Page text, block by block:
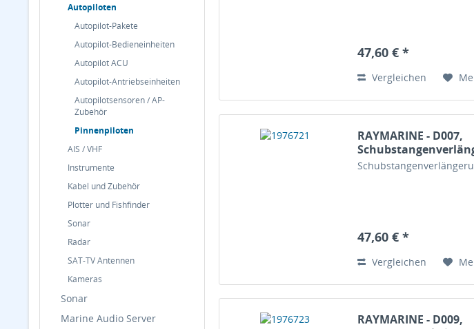
Autopiloten
Autopilot-Pakete
Autopilot-Bedieneinheiten
Autopilot ACU
Autopilot-Antriebseinheiten
Autopilotsensoren / AP-
Zubehör
Pinnenpiloten
AIS / VHF
Instrumente
Kabel und Zubehör
Plotter und Fishfinder
Sonar
Radar
SAT-TV Antennen
Kameras
Sonar
Marine Audio Server
47,60 € *
Vergleichen
RAYMARINE - D007,
mm
47,60 € *
Vergleichen
RAYMARINE - D009,